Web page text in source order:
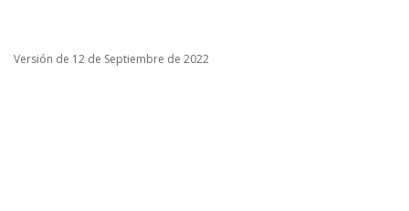
Versión de 12 de Septiembre de 2022